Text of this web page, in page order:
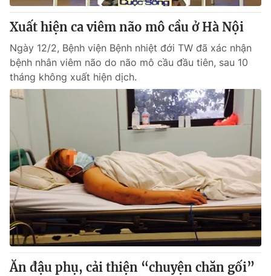
thuận bằng văn bản. Ghi rõ nguồn VTV.vn khi phát hành lại
thông tin từ website này.
Xuất hiện ca viêm não mô cầu ở Hà Nội
Ngày 12/2, Bệnh viện Bệnh nhiệt đới TW đã xác nhận
bệnh nhân viêm não do não mô cầu đầu tiên, sau 10
tháng không xuất hiện dịch.
Ăn đậu phụ, cải thiện “chuyện chăn gối”